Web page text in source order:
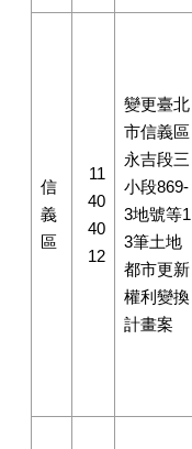
信
義
區
11
40
40
12
變更臺北
市信義區
永吉段三
小段869-
3地號等1
3筆土地
都市更新
權利變換
計畫案